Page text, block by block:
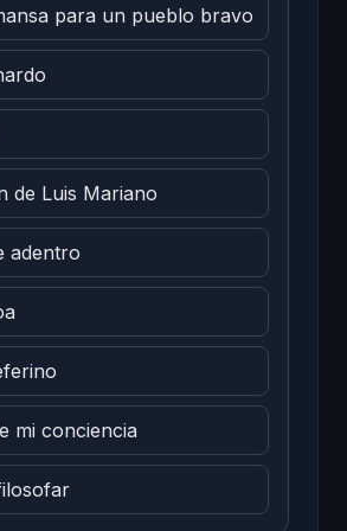
para un pueblo bravo
de Luis Mariano
adentro
mi conciencia